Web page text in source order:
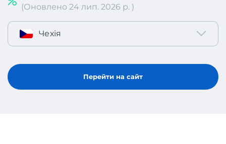
(Оновлено 24 лип. 2026 р. )
Чехія
Перейти на сайт